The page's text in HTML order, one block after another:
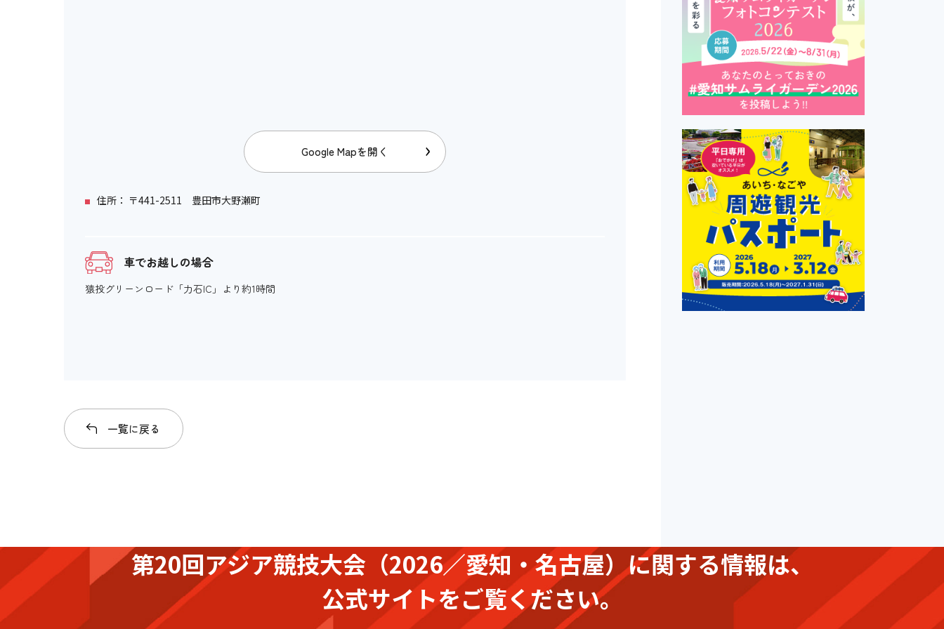
Google Mapを開く
住所： 〒441-2511 豊田市大野瀬町
車でお越しの場合
猿投グリーンロード「力石IC」より約1時間
一覧に戻る
第20回アジア競技大会（2026／愛知・名古屋）に関する情報は、
公式サイトをご覧ください。